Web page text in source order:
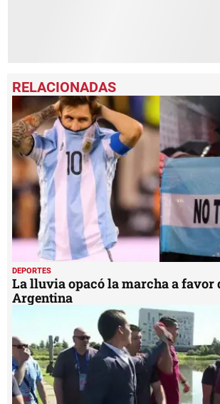
DEPORTES
La lluvia opacó la marcha a favor
Argentina